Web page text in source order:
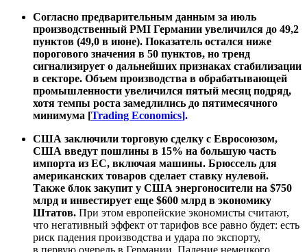
Согласно предварительным данным за июль
производственный PMI Германии увеличился до 49,2
пунктов (49,0 в июне). Показатель остался ниже
порогового значения в 50 пунктов, но тренд
сигнализирует о дальнейших признаках стабилизации
в секторе. Объем производства в обрабатывающей
промышленности увеличился пятый месяц подряд,
хотя темпы роста замедлились до пятимесячного
минимума [Trading Economics].
США заключили торговую сделку с Евросоюзом,
США введут пошлины в 15% на большую часть
импорта из ЕС, включая машины. Брюссель для
американских товаров сделает ставку нулевой.
Также блок закупит у США энергоносители на $750
млрд и инвестирует еще $600 млрд в экономику
Штатов. При этом европейские экономисты считают,
что негативный эффект от тарифов все равно будет: есть
риск падения производства и удара по экспорту,
в первую очередь в Германии. Падение немецкого